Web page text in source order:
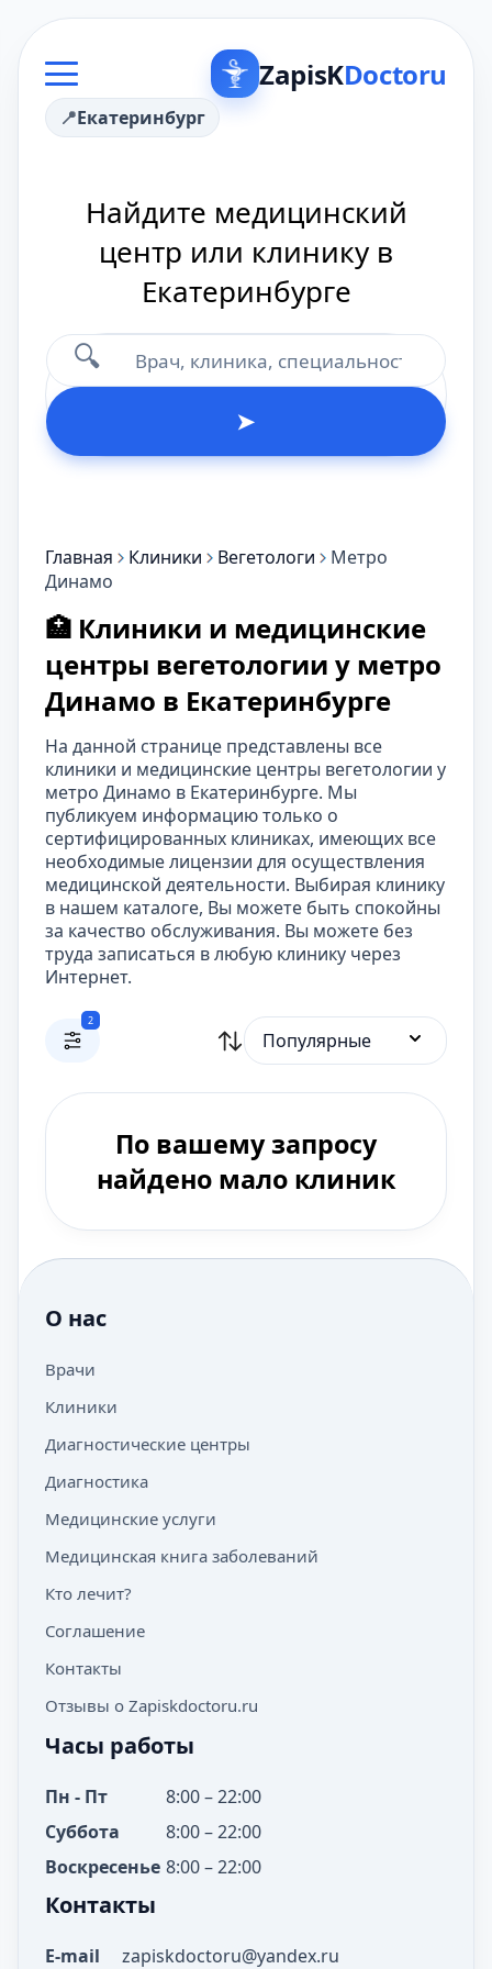
ZapisKDoctoru
Екатеринбург
Найдите медицинский
центр или клинику в
Екатеринбурге
🔍
➤
Главная Клиники Вегетологи
Метро
Динамо
🏥 Клиники и медицинские
центры вегетологии у метро
Динамо в Екатеринбурге
На данной странице представлены все
клиники и медицинские центры вегетологии у
метро Динамо в Екатеринбурге. Мы
публикуем информацию только о
сертифицированных клиниках, имеющих все
необходимые лицензии для осуществления
медицинской деятельности. Выбирая клинику
в нашем каталоге, Вы можете быть спокойны
за качество обслуживания. Вы можете без
труда записаться в любую клинику через
Интернет.
2
Популярные
По вашему запросу
найдено мало клиник
О нас
Врачи
Клиники
Диагностические центры
Диагностика
Медицинские услуги
Медицинская книга заболеваний
Кто лечит?
Соглашение
Контакты
Отзывы о Zapiskdoctoru.ru
Часы работы
Пн - Пт
8:00 – 22:00
Суббота
8:00 – 22:00
Воскресенье 8:00 – 22:00
Контакты
E-mail zapiskdoctoru@yandex.ru